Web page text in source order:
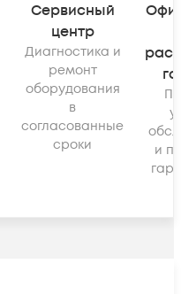
Сервисный
центр
Диагностика и
ремонт
оборудования
в
согласованные
сроки
и